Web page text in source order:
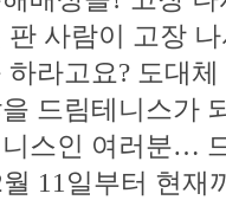
판 사람이 고장
하라고요? 도대
드림테니스가
스인 여러분…
월 11일부터 현재